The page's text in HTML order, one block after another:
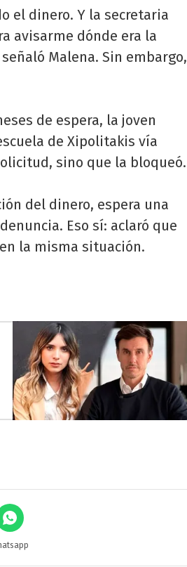
el dinero. Y la secretaria
avisarme dónde era la
Malena. Sin embargo,
de espera, la joven
de Xipolitakis vía
sino que la bloqueó.
del dinero, espera una
Eso sí: aclaró que
la misma situación.